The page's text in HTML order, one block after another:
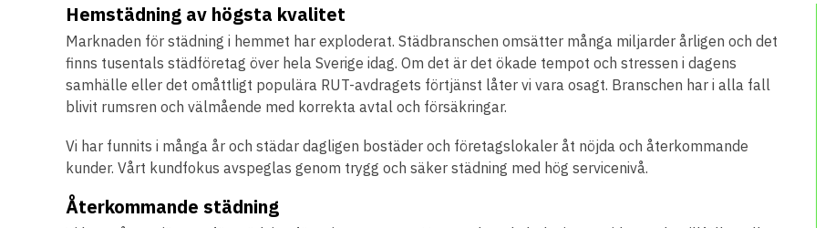
Hemstädning av högsta kvalitet
Marknaden för städning i hemmet har exploderat. Städbranschen omsätter många miljarder årligen och det
finns tusentals städföretag över hela Sverige idag. Om det är det ökade tempot och stressen i dagens
samhälle eller det omåttligt populära RUT-avdragets förtjänst låter vi vara osagt. Branschen har i alla fall
blivit rumsren och välmående med korrekta avtal och försäkringar.
Vi har funnits i många år och städar dagligen bostäder och företagslokaler åt nöjda och återkommande
kunder. Vårt kundfokus avspeglas genom trygg och säker städning med hög servicenivå.
Återkommande städning